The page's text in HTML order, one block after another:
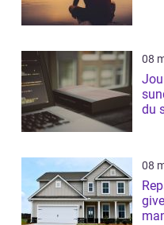
08
du
08
giver